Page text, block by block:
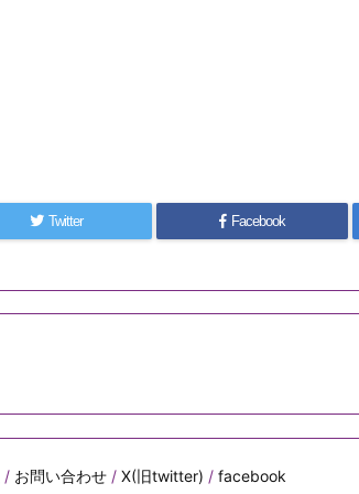
Twitter Facebook
/ お問い合わせ/ X(旧twitter) / facebook